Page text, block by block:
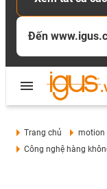
Đến
Trang chủ
motion
Công nghệ hàng